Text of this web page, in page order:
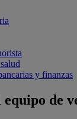
y finanzas
de